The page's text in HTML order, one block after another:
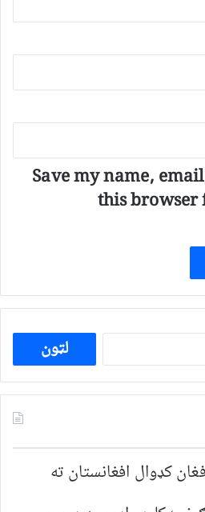
Save my name,
this browser
ددی
لپاره
لټون:
لارو ۲۲۲۱ افغان کډوال افغانستان ته